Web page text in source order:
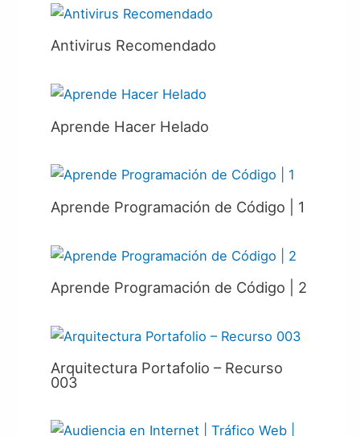
Antivirus Recomendado
Aprende Hacer Helado
Aprende Programación de Código | 1
Aprende Programación de Código | 2
Arquitectura Portafolio – Recurso
003